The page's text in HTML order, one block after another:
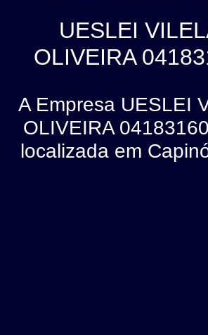
UESLEI
OLIVEIRA
A Empresa UESLEI
OLIVEIRA
localizada em